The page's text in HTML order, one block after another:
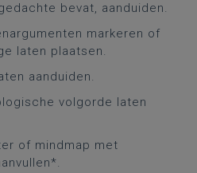
bevat, aanduiden.
markeren of
laten plaatsen.
aanduiden.
volgorde laten
of mindmap met